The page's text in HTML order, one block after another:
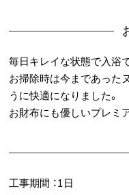
毎日キレイな状態で入浴
お掃除時は今まであった
うに快適になりました
お財布にも優しいプレミ
工事期間 ：1